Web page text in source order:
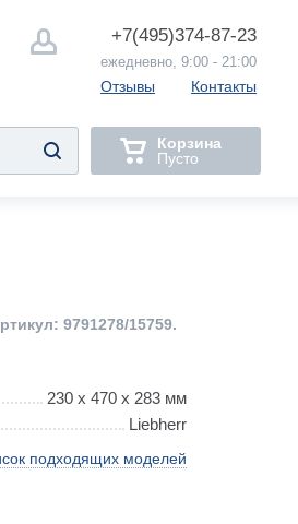
+7(495)374-87-23
ежедневно, 9:00 - 21:00
Отзывы Контакты
Корзина
Пусто
9791278/15759.
230 х 470 x 283 мм
Liebherr
подходящих моделей